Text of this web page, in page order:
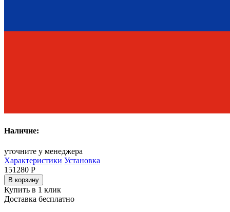
Наличие:
уточните у менеджера
Характеристики Установка
151280 Р
В корзину
Купить в 1 клик
Доставка бесплатно